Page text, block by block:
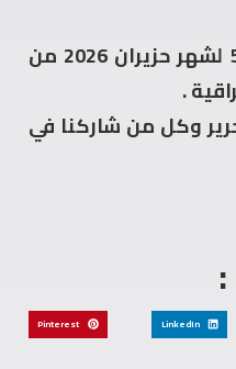
الف مبارك اصدار العدد 58 لشهر حزيران 2026 من
.
وكل من شاركنا في
LinkedIn
Pinterest